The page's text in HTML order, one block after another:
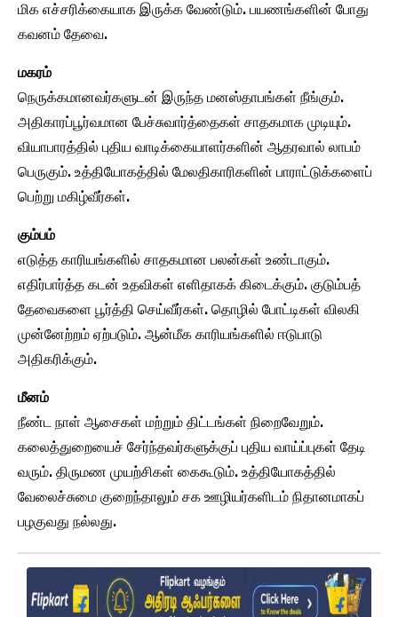
மிக எச்சரிக்கையாக இருக்க வேண்டும். பயணங்களின் போது
கவனம் தேவை.
மகரம்
நெருக்கமானவர்களுடன் இருந்த மனஸ்தாபங்கள் நீங்கும்.
அதிகாரப்பூர்வமான பேச்சுவார்த்தைகள் சாதகமாக முடியும்.
வியாபாரத்தில் புதிய வாடிக்கையாளர்களின் ஆதரவால் லாபம்
பெருகும். உத்தியோகத்தில் மேலதிகாரிகளின் பாராட்டுக்களைப்
பெற்று மகிழ்வீர்கள்.
கும்பம்
எடுத்த காரியங்களில் சாதகமான பலன்கள் உண்டாகும்.
எதிர்பார்த்த கடன் உதவிகள் எளிதாகக் கிடைக்கும். குடும்பத்
தேவைகளை பூர்த்தி செய்வீர்கள். தொழில் போட்டிகள் விலகி
முன்னேற்றம் ஏற்படும். ஆன்மீக காரியங்களில் ஈடுபாடு
அதிகரிக்கும்.
மீனம்
நீண்ட நாள் ஆசைகள் மற்றும் திட்டங்கள் நிறைவேறும்.
கலைத்துறையைச் சேர்ந்தவர்களுக்குப் புதிய வாய்ப்புகள் தேடி
வரும். திருமண முயற்சிகள் கைகூடும். உத்தியோகத்தில்
வேலைச்சுமை குறைந்தாலும் சக ஊழியர்களிடம் நிதானமாகப்
பழகுவது நல்லது.